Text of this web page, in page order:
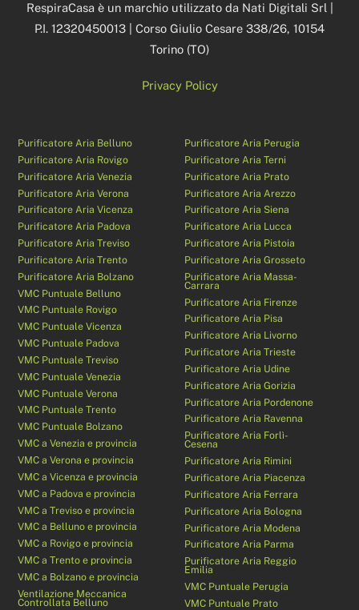
RespiraCasa è un marchio utilizzato da Nati Digitali Srl |
P.I. 12320450013 | Corso Giulio Cesare 338/26, 10154
Torino (TO)
Privacy Policy
Purificatore Aria Belluno
Purificatore Aria Rovigo
Purificatore Aria Venezia
Purificatore Aria Verona
Purificatore Aria Vicenza
Purificatore Aria Padova
Purificatore Aria Treviso
Purificatore Aria Trento
Purificatore Aria Bolzano
VMC Puntuale Belluno
VMC Puntuale Rovigo
VMC Puntuale Vicenza
VMC Puntuale Padova
VMC Puntuale Treviso
VMC Puntuale Venezia
VMC Puntuale Verona
VMC Puntuale Trento
VMC Puntuale Bolzano
VMC a Venezia e provincia
VMC a Verona e provincia
VMC a Vicenza e provincia
VMC a Padova e provincia
VMC a Treviso e provincia
VMC a Belluno e provincia
VMC a Rovigo e provincia
VMC a Trento e provincia
VMC a Bolzano e provincia
Ventilazione Meccanica
Controllata Belluno
Purificatore Aria Perugia
Purificatore Aria Terni
Purificatore Aria Prato
Purificatore Aria Arezzo
Purificatore Aria Siena
Purificatore Aria Lucca
Purificatore Aria Pistoia
Purificatore Aria Grosseto
Purificatore Aria Massa-
Carrara
Purificatore Aria Firenze
Purificatore Aria Pisa
Purificatore Aria Livorno
Purificatore Aria Trieste
Purificatore Aria Udine
Purificatore Aria Gorizia
Purificatore Aria Pordenone
Purificatore Aria Ravenna
Purificatore Aria Forlì-
Cesena
Purificatore Aria Rimini
Purificatore Aria Piacenza
Purificatore Aria Ferrara
Purificatore Aria Bologna
Purificatore Aria Modena
Purificatore Aria Parma
Purificatore Aria Reggio
Emilia
VMC Puntuale Perugia
VMC Puntuale Prato